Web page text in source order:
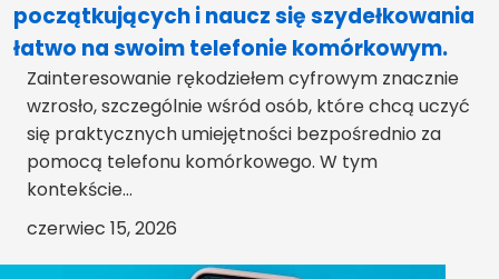
początkujących i naucz się szydełkowania
łatwo na swoim telefonie komórkowym.
Zainteresowanie rękodziełem cyfrowym znacznie
wzrosło, szczególnie wśród osób, które chcą uczyć
się praktycznych umiejętności bezpośrednio za
pomocą telefonu komórkowego. W tym
kontekście...
czerwiec 15, 2026